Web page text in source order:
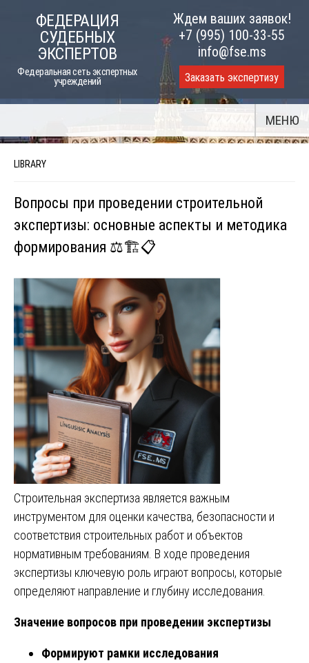
ФЕДЕРАЦИЯ
СУДЕБНЫХ
ЭКСПЕРТОВ
Федеральная сеть экспертных
учреждений
Ждем ваших заявок!
+7 (995) 100-33-55
info@fse.ms
Заказать экспертизу
МЕНЮ
LIBRARY
Вопросы при проведении строительной
экспертизы: основные аспекты и методика
формирования ⚖️🏗️📋
Строительная экспертиза является важным
инструментом для оценки качества, безопасности и
соответствия строительных работ и объектов
нормативным требованиям. В ходе проведения
экспертизы ключевую роль играют вопросы, которые
определяют направление и глубину исследования.
Значение вопросов при проведении экспертизы
Формируют рамки исследования